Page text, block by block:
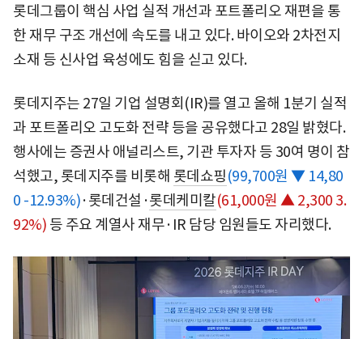
롯데그룹이 핵심 사업 실적 개선과 포트폴리오 재편을 통
한 재무 구조 개선에 속도를 내고 있다. 바이오와 2차전지
소재 등 신사업 육성에도 힘을 싣고 있다.
롯데지주는 27일 기업 설명회(IR)를 열고 올해 1분기 실적
과 포트폴리오 고도화 전략 등을 공유했다고 28일 밝혔다.
행사에는 증권사 애널리스트, 기관 투자자 등 30여 명이 참
석했고, 롯데지주를 비롯해 롯데쇼핑(99,700원 ▼ 14,80
0 -12.93%)·롯데건설·롯데케미칼(61,000원 ▲ 2,300 3.
92%) 등 주요 계열사 재무·IR 담당 임원들도 자리했다.